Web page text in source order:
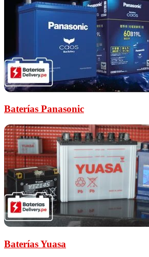
Baterías Panasonic
Baterías Yuasa